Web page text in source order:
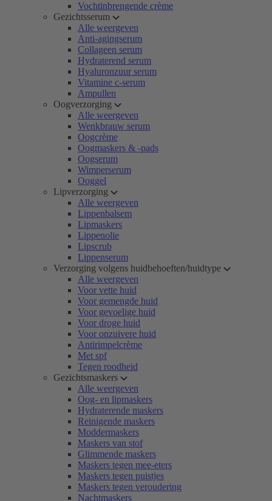
Vochtinbrengende crème
Gezichtsserum
Alle weergeven
Anti-agingserum
Collageen serum
Hydraterend serum
Hyaluronzuur serum
Vitamine c-serum
Ampullen
Oogverzorging
Alle weergeven
Wenkbrauw serum
Oogcrème
Oogmaskers & -pads
Oogserum
Wimperserum
Ooggel
Lipverzorging
Alle weergeven
Lippenbalsem
Lipmaskers
Lippenolie
Lipscrub
Lippenserum
Verzorging volgens huidbehoeften/huidtype
Alle weergeven
Voor vette huid
Voor gemengde huid
Voor gevoelige huid
Voor droge huid
Voor onzuivere huid
Antirimpelcrème
Met spf
Tegen roodheid
Gezichtsmaskers
Alle weergeven
Oog- en lipmaskers
Hydraterende maskers
Reinigende maskers
Moddermaskers
Maskers van stof
Glimmende maskers
Maskers tegen mee-eters
Maskers tegen puistjes
Maskers tegen veroudering
Nachtmaskers